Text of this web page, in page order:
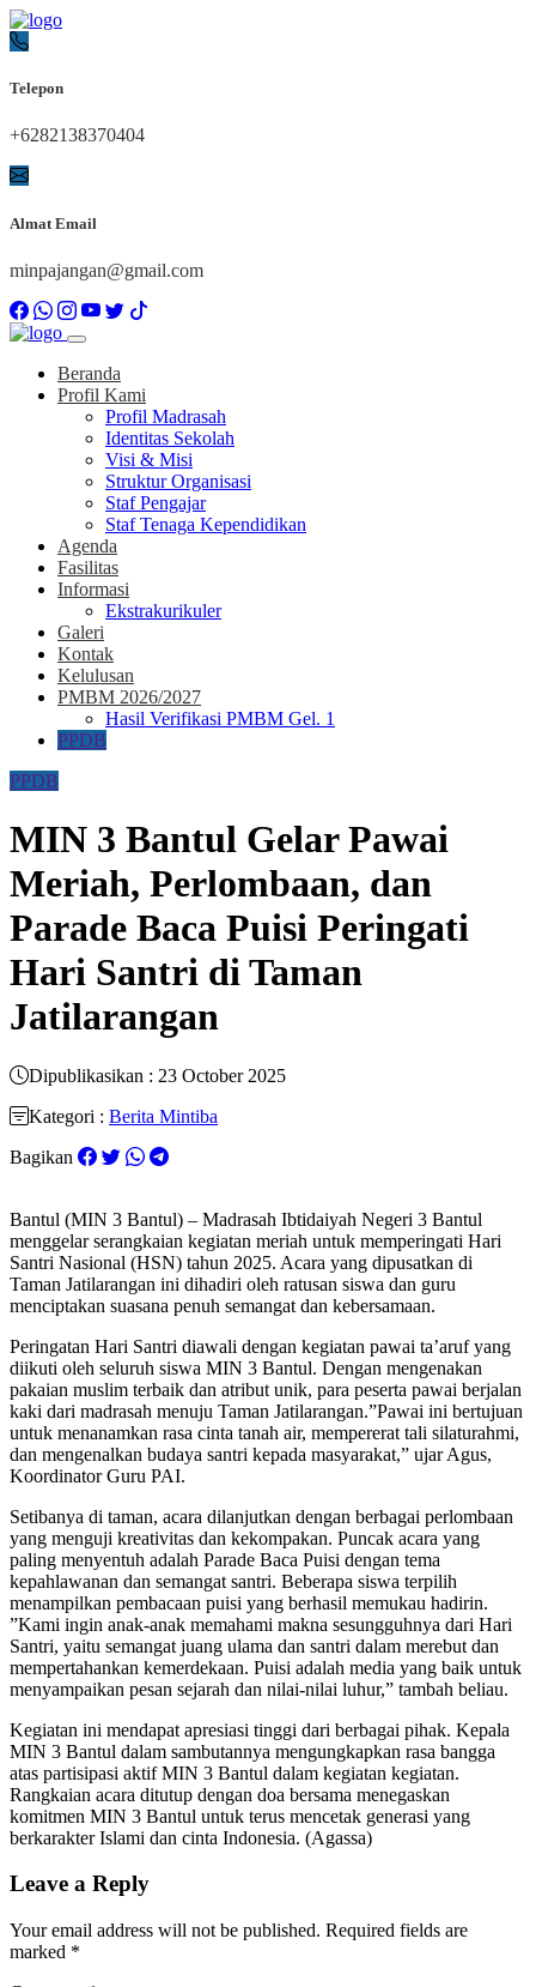
Telepon
+6282138370404
Almat Email
minpajangan@gmail.com
Beranda
Profil Kami
Profil Madrasah
Identitas Sekolah
Visi & Misi
Struktur Organisasi
Staf Pengajar
Staf Tenaga Kependidikan
Agenda
Fasilitas
Informasi
Ekstrakurikuler
Galeri
Kontak
Kelulusan
PMBM 2026/2027
Hasil Verifikasi PMBM Gel. 1
PPDB
PPDB
MIN 3 Bantul Gelar Pawai
Meriah, Perlombaan, dan
Parade Baca Puisi Peringati
Hari Santri di Taman
Jatilarangan
Dipublikasikan : 23 October 2025
Kategori : Berita Mintiba
Bagikan
Bantul (MIN 3 Bantul) – Madrasah Ibtidaiyah Negeri 3 Bantul
menggelar serangkaian kegiatan meriah untuk memperingati Hari
Santri Nasional (HSN) tahun 2025. Acara yang dipusatkan di
Taman Jatilarangan ini dihadiri oleh ratusan siswa dan guru
menciptakan suasana penuh semangat dan kebersamaan.
Peringatan Hari Santri diawali dengan kegiatan pawai ta’aruf yang
diikuti oleh seluruh siswa MIN 3 Bantul. Dengan mengenakan
pakaian muslim terbaik dan atribut unik, para peserta pawai berjalan
kaki dari madrasah menuju Taman Jatilarangan.​”Pawai ini bertujuan
untuk menanamkan rasa cinta tanah air, mempererat tali silaturahmi,
dan mengenalkan budaya santri kepada masyarakat,” ujar Agus,
Koordinator Guru PAI.
Setibanya di taman, acara dilanjutkan dengan berbagai perlombaan
yang menguji kreativitas dan kekompakan. Puncak acara yang
paling menyentuh adalah Parade Baca Puisi dengan tema
kepahlawanan dan semangat santri. Beberapa siswa terpilih
menampilkan pembacaan puisi yang berhasil memukau hadirin.​
”Kami ingin anak-anak memahami makna sesungguhnya dari Hari
Santri, yaitu semangat juang ulama dan santri dalam merebut dan
mempertahankan kemerdekaan. Puisi adalah media yang baik untuk
menyampaikan pesan sejarah dan nilai-nilai luhur,” tambah beliau.
​Kegiatan ini mendapat apresiasi tinggi dari berbagai pihak. Kepala
MIN 3 Bantul dalam sambutannya mengungkapkan rasa bangga
atas partisipasi aktif MIN 3 Bantul dalam kegiatan kegiatan. ​
Rangkaian acara ditutup dengan doa bersama menegaskan
komitmen MIN 3 Bantul untuk terus mencetak generasi yang
berkarakter Islami dan cinta Indonesia. (Agassa)
Leave a Reply
Your email address will not be published. Required fields are
marked *